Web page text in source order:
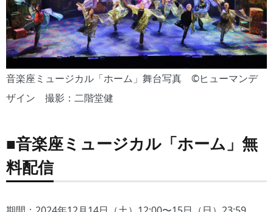
音楽座ミュージカル「ホーム」舞台写真 ©︎ヒューマンデ
ザイン 撮影：二階堂健
■音楽座ミュージカル「ホーム」無
料配信